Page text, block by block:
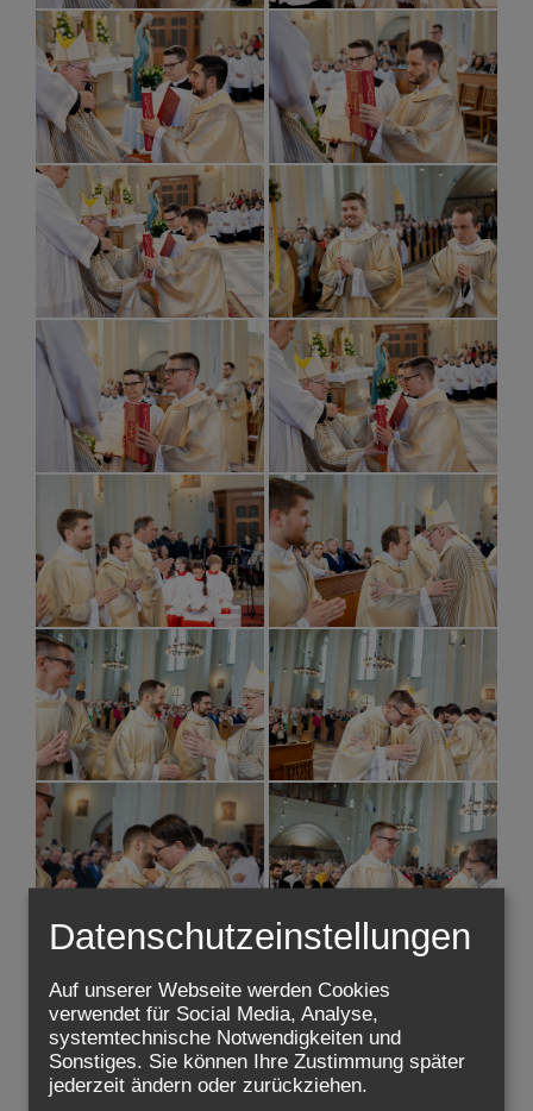
Datenschutzeinstellungen
Auf unserer Webseite werden Cookies
verwendet für Social Media, Analyse,
systemtechnische Notwendigkeiten und
Sonstiges. Sie können Ihre Zustimmung später
jederzeit ändern oder zurückziehen.